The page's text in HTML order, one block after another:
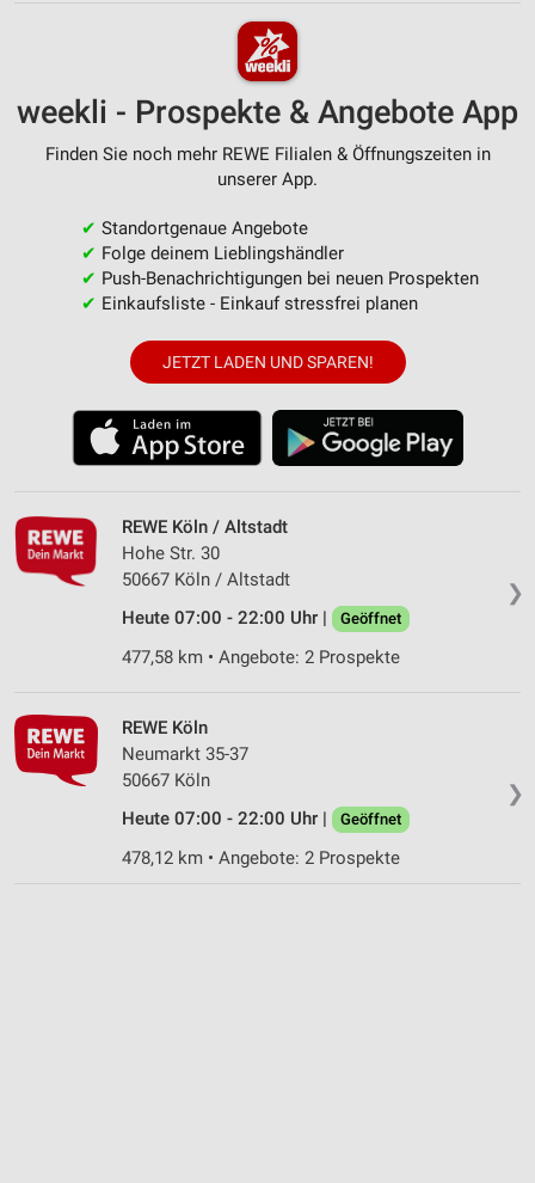
weekli - Prospekte & Angebote App
Finden Sie noch mehr REWE Filialen & Öffnungszeiten in
unserer App.
✔ Standortgenaue Angebote
✔ Folge deinem Lieblingshändler
✔ Push-Benachrichtigungen bei neuen Prospekten
✔ Einkaufsliste - Einkauf stressfrei planen
JETZT LADEN UND SPAREN!
❯
REWE Köln / Altstadt
Hohe Str. 30
50667 Köln / Altstadt
Heute 07:00 - 22:00 Uhr |
Geöffnet
477,58 km • Angebote: 2 Prospekte
❯
REWE Köln
Neumarkt 35-37
50667 Köln
Heute 07:00 - 22:00 Uhr |
Geöffnet
478,12 km • Angebote: 2 Prospekte